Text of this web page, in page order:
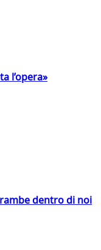
l’opera»
dentro di noi